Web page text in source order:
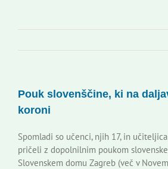
Kontakti
Novi odmev – naše glasilo
Pouk slovenščine, ki na
koroni
Spomladi so učenci, njih 17, in
pričeli z dopolnilnim poukom
Slovenskem domu Zagreb (več v